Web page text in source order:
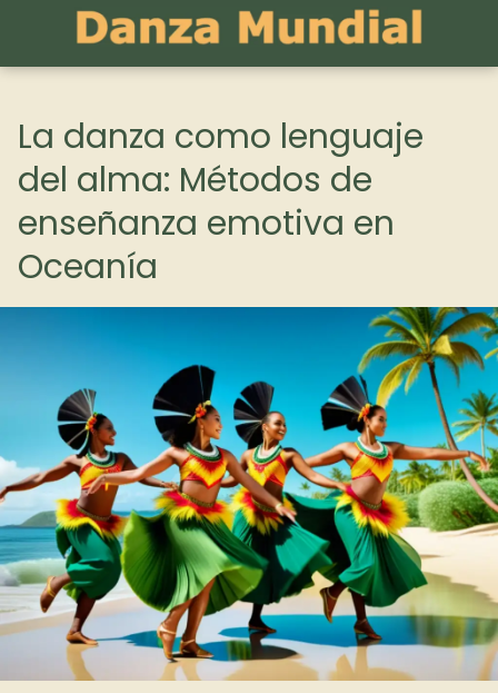
La danza como lenguaje
del alma: Métodos de
enseñanza emotiva en
Oceanía